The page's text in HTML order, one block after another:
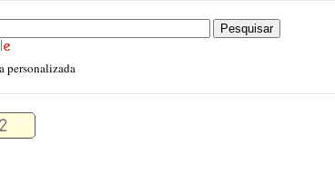
personalizada